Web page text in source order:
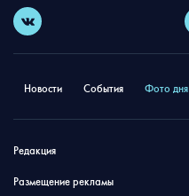
Новости События Фото дня
Редакция
Размещение рекламы